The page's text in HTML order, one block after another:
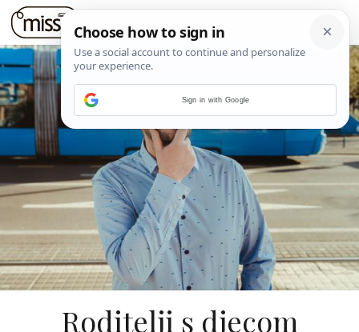
Roditelji s djecom
Sign in with Google